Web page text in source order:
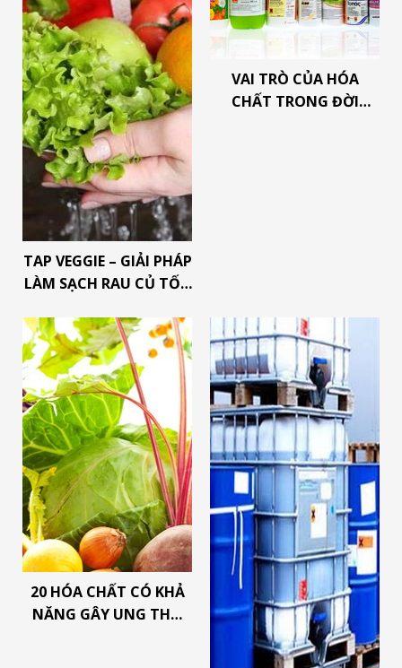
TAP VEGGIE – GIẢI PHÁP
LÀM SẠCH RAU CỦ TỐT
GIA ĐÌNH
VAI TRÒ CỦA HÓA
CHẤT TRONG ĐỜI
20 HÓA CHẤT CÓ KHẢ
NĂNG GÂY UNG THƯ